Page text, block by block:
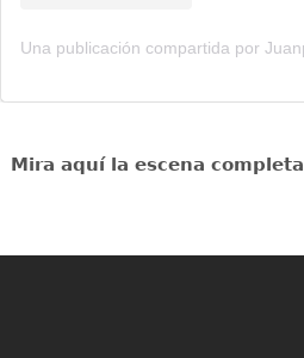
Mira aquí la escena completa